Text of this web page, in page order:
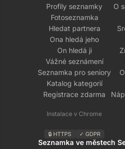
Profily seznamky
Fotoseznamka
Hledat partnera
Ona hledá jeho
On hledá ji
Vážné seznámení
Seznamka pro seniory
Katalog kategorií
Registrace zdarma
Instalace v Chrome
🔒 HTTPS ✓ GDPR
O
Seznamka ve městech